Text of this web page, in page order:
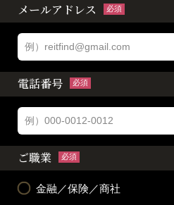
メールアドレス 必須
電話番号 必須
ご職業 必須
金融／保険／商社